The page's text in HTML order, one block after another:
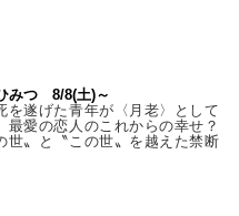
みつ 8/8(土)～
を遂げた青年が〈月老〉として
最愛の恋人のこれからの幸せ？
世〟と〝この世〟を越えた禁断